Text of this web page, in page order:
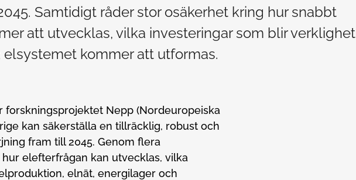
Samtidigt råder stor osäkerhet kring hur snabbt
att utvecklas, vilka investeringar som blir verklighet
kommer att utformas.
forskningsprojektet Nepp (Nordeuropeiska
kan säkerställa en tillräcklig, robust och
fram till 2045. Genom flera
elefterfrågan kan utvecklas, vilka
elnät, energilager och